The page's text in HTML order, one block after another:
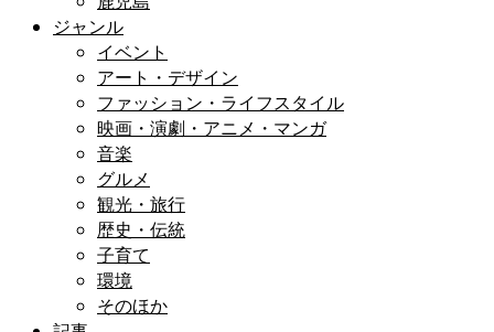
ジャンル
イベント
アート・デザイン
ファッション・ライフスタイル
映画・演劇・アニメ・マンガ
音楽
グルメ
観光・旅行
歴史・伝統
子育て
環境
そのほか